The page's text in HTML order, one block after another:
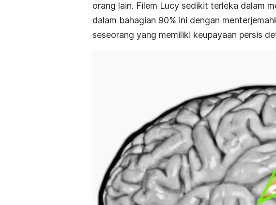
orang lain. Filem Lucy sedikit terleka dalam
dalam bahagian 90% ini dengan
seseorang yang memiliki keupayaan persis